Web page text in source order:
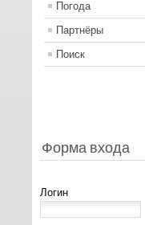
Погода
Партнёры
Поиск
Форма входа
Логин